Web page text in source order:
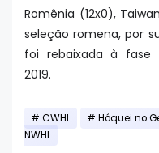
Romênia (12x0),
seleção romena, por
foi rebaixada à fase
2019.
CWHL Hóquei no
NWHL